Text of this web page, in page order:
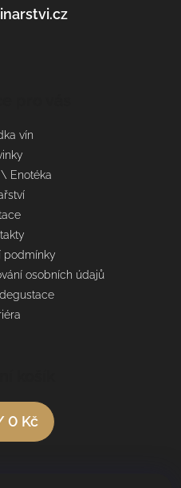
vín
Enotéka
podmínky
osobních údajů
0 Kč